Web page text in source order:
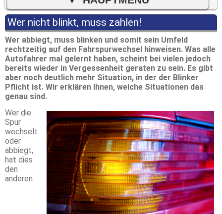
Wer nicht blinkt, muss zahlen!
Wer abbiegt, muss blinken und somit sein Umfeld
rechtzeitig auf den Fahrspurwechsel hinweisen. Was alle
Autofahrer mal gelernt haben, scheint bei vielen jedoch
bereits wieder in Vergessenheit geraten zu sein. Es gibt
aber noch deutlich mehr Situation, in der der Blinker
Pflicht ist. Wir erklären Ihnen, welche Situationen das
genau sind.
Wer die
Spur
wechselt
oder
abbiegt,
hat dies
den
anderen